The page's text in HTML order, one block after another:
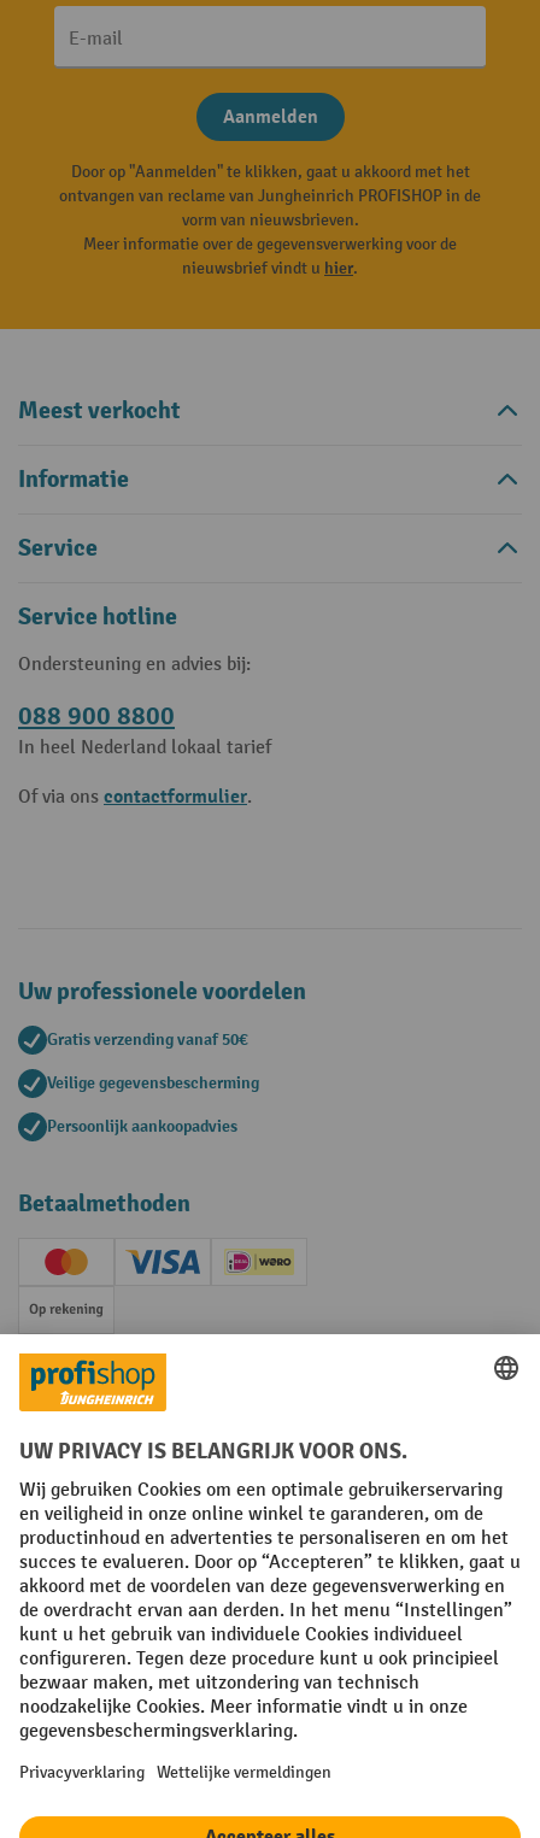
E-mail
Aanmelden
Door op "Aanmelden" te klikken, gaat u akkoord met het
ontvangen van reclame van Jungheinrich PROFISHOP in de
vorm van nieuwsbrieven.
Meer informatie over de gegevensverwerking voor de
nieuwsbrief vindt u hier.
Meest verkocht
Informatie
Service
Service hotline
Ondersteuning en advies bij:
088 900 8800
In heel Nederland lokaal tarief
Of via ons contactformulier.
Uw professionele voordelen
Gratis verzending vanaf 50€
Veilige gegevensbescherming
Persoonlijk aankoopadvies
Betaalmethoden
Creditcard (Master)Creditcard (Visa)iDEAL | Wero
Op rekening
Sociale netwerken
Facebook
YouTube
LinkedIn
Instagram
Algemene leveringsvoorwaarden Copyright
Privacyverklaring Privacy Instellingen
All prices excl. VAT plusshipping costsand possible delivery charges,
if not stated otherwise.
¹ De korting is geldig zolang de voorraad strekt. De korting is niet van
procentuele kortingen of vouchers is niet mogelijk. | ² De korting
nieuwsbrief. De voucher is 10 dagen geldig en kan online worden